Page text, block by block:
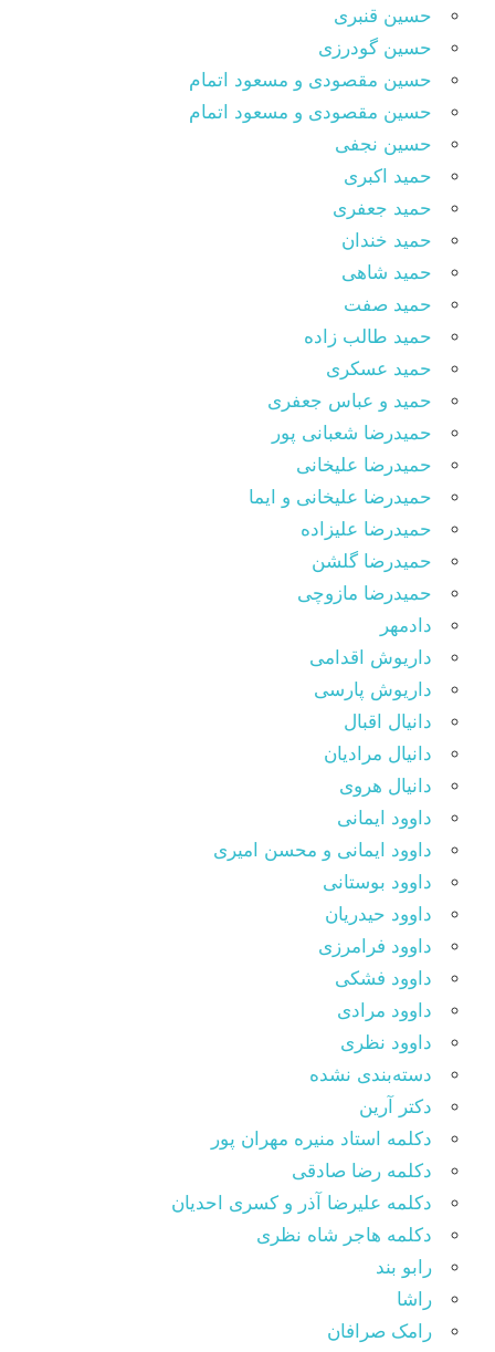
حسین قنبری
حسین گودرزی
حسین مقصودى و مسعود اتمام
حسین مقصودی و مسعود اتمام
حسین نجفی
حمید اکبری
حمید جعفری
حمید خندان
حمید شاهی
حمید صفت
حمید طالب زاده
حمید عسکری
حمید و عباس جعفری
حمیدرضا شعبانی پور
حمیدرضا علیخانی
حمیدرضا علیخانی و ایما
حمیدرضا علیزاده
حمیدرضا گلشن
حمیدرضا مازوچی
دادمهر
داریوش اقدامی
داریوش پارسی
دانیال اقبال
دانیال مرادیان
دانیال هروی
داوود ایمانی
داوود ایمانی و محسن امیری
داوود بوستانی
داوود حیدریان
داوود فرامرزی
داوود فشکی
داوود مرادی
داوود نظری
دسته‌بندی نشده
دکتر آرین
دکلمه استاد منیره مهران پور
دکلمه رضا صادقی
دکلمه علیرضا آذر و کسری احدیان
دکلمه هاجر شاه نظری
رابو بند
راشا
رامک صرافان